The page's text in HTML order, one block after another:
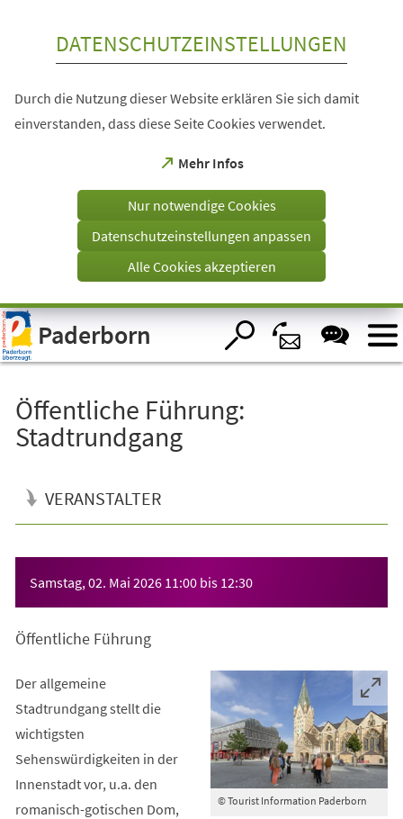
Visuelle
Assistenzsoftware
öffnen.
DATENSCHUTZEINSTELLUNGEN
Durch die Nutzung dieser Website erklären Sie sich damit
einverstanden, dass diese Seite Cookies verwendet.
Mehr Infos
(Öffnet
einem
Tab)
Nur notwendige Cookies
Datenschutzeinstellungen anpassen
Alle Cookies akzeptieren
Paderborn
Öffentliche Führung:
Stadtrundgang
VERANSTALTER
Samstag, 02. Mai 2026 11:00 bis 12:30
Öffentliche Führung
© Tourist Information Paderborn
Der allgemeine
Stadtrundgang stellt die
wichtigsten
Sehenswürdigkeiten in der
Innenstadt vor, u.a. den
romanisch-gotischen Dom,